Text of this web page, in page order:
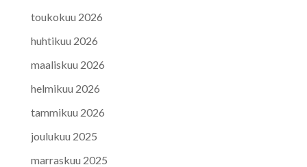
toukokuu 2026
huhtikuu 2026
maaliskuu 2026
helmikuu 2026
tammikuu 2026
joulukuu 2025
marraskuu 2025